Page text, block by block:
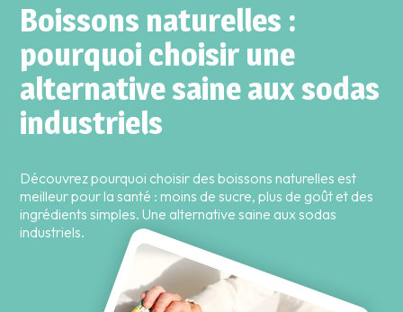
Valider
Boissons naturelles :
pourquoi choisir une
alternative saine aux sodas
industriels
Découvrez pourquoi choisir des boissons naturelles est
meilleur pour la santé : moins de sucre, plus de goût et des
ingrédients simples. Une alternative saine aux sodas
industriels.